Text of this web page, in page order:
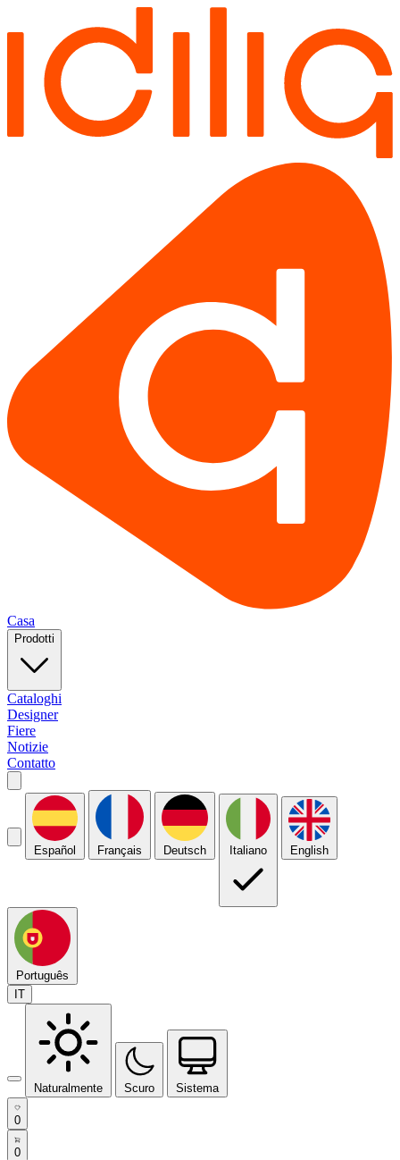
Casa
Prodotti
Cataloghi
Designer
Fiere
Notizie
Contatto
Español Français Deutsch Italiano English
Português
IT
Naturalmente Scuro Sistema
0
0